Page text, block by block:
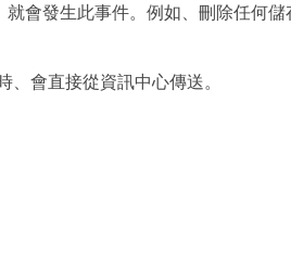
會發生此事件。例如、刪除任何
、會直接從資訊中心傳送。